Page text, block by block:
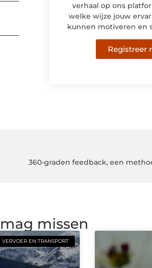
verhaal op ons
welke wijze jouw
kunnen motiveren en
Registreer
360-graden feedback, een
missen
VERVOER EN TRANSPORT